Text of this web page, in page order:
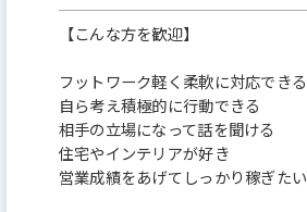
【こんな方を歓迎】
フットワーク軽く柔軟に対応できる
自ら考え積極的に行動できる
相手の立場になって話を聞ける
住宅やインテリアが好き
営業成績をあげてしっかり稼ぎたい